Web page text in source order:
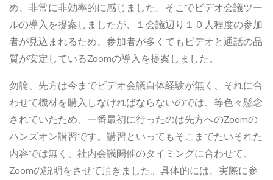
め、非常に非効率的に感じました。そこでビデオ会議ツー
ルの導入を提案しましたが、１会議辺り１０人程度の参加
者が見込まれるため、参加者が多くてもビデオと通話の品
質が安定しているZoomの導入を提案しました。
勿論、先方は今までビデオ会議自体経験が無く、それに合
わせて機材を購入しなければならないのでは、等色々懸念
されていたため、一番最初に行ったのは先方へのZoomの
ハンズオン講習です。講習といってもそこまでたいそれた
内容では無く、社内会議開催のタイミングに合わせて、
Zoomの説明をさせて頂きました。具体的には、実際に参